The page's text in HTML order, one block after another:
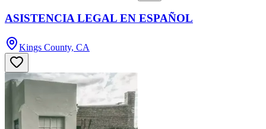
ASISTENCIA LEGAL EN ESPAÑOL
Kings County, CA